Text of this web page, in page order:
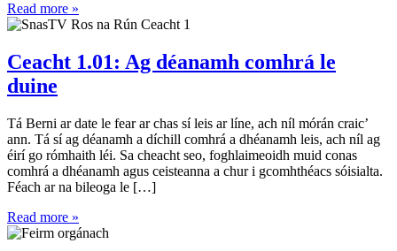
Read more »
Ceacht 1.01: Ag déanamh comhrá le
duine
Tá Berni ar date le fear ar chas sí leis ar líne, ach níl mórán craic’
ann. Tá sí ag déanamh a díchill comhrá a dhéanamh leis, ach níl ag
éirí go rómhaith léi. Sa cheacht seo, foghlaimeoidh muid conas
comhrá a dhéanamh agus ceisteanna a chur i gcomhthéacs sóisialta.
Féach ar na bileoga le […]
Read more »